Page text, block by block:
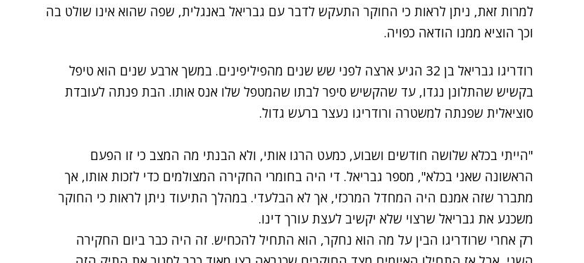
למרות זאת, ניתן לראות כי החוקר התעקש לדבר עם גבריאל באנגלית, שפה שהוא אינו שולט בה
וכך הוציא ממנו הודאה כפויה.
רודריגו גבריאל בן 32 הגיע ארצה לפני שש שנים מהפיליפינים. במשך ארבע שנים הוא טיפל
בקשיש שהתלונן נגדו, עד שהקשיש סיפר לבתו שהמטפל שלו אנס אותו. הבת פנתה לעובדת
סוציאלית שפנתה למשטרה ורודריגו נעצר ברעש גדול.
"הייתי בכלא שלושה חודשים ושבוע, כמעט הרגו אותי, ולא הבנתי מה המצב כי זו הפעם
הראשונה שאני בכלא", מספר גבריאל. די היה בחומרי החקירה המצולמים כדי לזכות אותו, אך
מתברר שזה אמנם היה המחדל המרכזי, אך לא הבלעדי. במהלך התיעוד ניתן לראות כי החוקר
משכנע את גבריאל שרצוי שלא יקשיב לעצת עורך דינו.
רק אחרי שרודריגו הבין על מה הוא נחקר, הוא התחיל להכחיש. זה היה כבר ביום החקירה